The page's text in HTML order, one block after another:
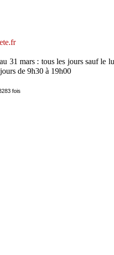
31 mars : tous les jours sauf le
de 9h30 à 19h00
fois